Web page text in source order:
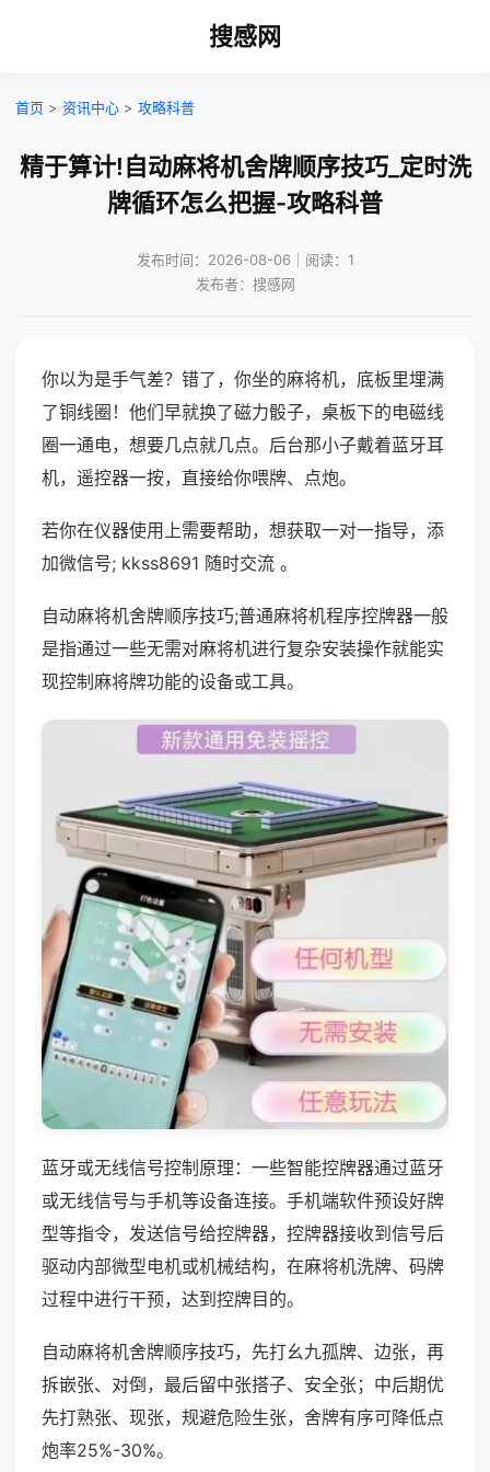
搜感网
首页 > 资讯中心 > 攻略科普
精于算计!自动麻将机舍牌顺序技巧_定时洗
牌循环怎么把握-攻略科普
发布时间：2026-08-06｜阅读：1
发布者：搜感网
你以为是手气差？错了，你坐的麻将机，底板里埋满
了铜线圈！他们早就换了磁力骰子，桌板下的电磁线
圈一通电，想要几点就几点。后台那小子戴着蓝牙耳
机，遥控器一按，直接给你喂牌、点炮。
若你在仪器使用上需要帮助，想获取一对一指导，添
加微信号; kkss8691 随时交流 。
自动麻将机舍牌顺序技巧;普通麻将机程序控牌器一般
是指通过一些无需对麻将机进行复杂安装操作就能实
现控制麻将牌功能的设备或工具。
蓝牙或无线信号控制原理：一些智能控牌器通过蓝牙
或无线信号与手机等设备连接。手机端软件预设好牌
型等指令，发送信号给控牌器，控牌器接收到信号后
驱动内部微型电机或机械结构，在麻将机洗牌、码牌
过程中进行干预，达到控牌目的。
自动麻将机舍牌顺序技巧，先打幺九孤牌、边张，再
拆嵌张、对倒，最后留中张搭子、安全张；中后期优
先打熟张、现张，规避危险生张，舍牌有序可降低点
炮率25%-30%。